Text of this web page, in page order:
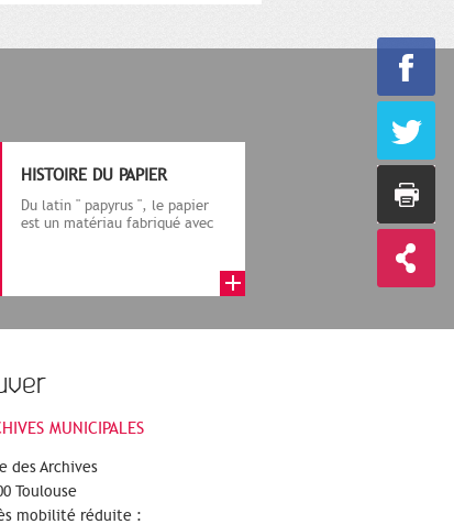
HISTOIRE DU PAPIER
Du latin " papyrus ", le papier
est un matériau fabriqué avec
MUNICIPALES
des Archives
Toulouse
mobilité réduite :